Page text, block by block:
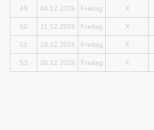
49 04.12.2026 Freitag X
50 11.12.2026 Freitag X
51 18.12.2026 Freitag X
53 28.12.2026 Freitag X